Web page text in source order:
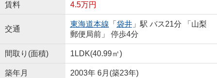
賃料 4.5万円
交通
東海道本線 「 袋井」駅 バス21分 「山梨
郵便局前」 停歩4分
間取り(面積) 1LDK(40.99㎡)
築年月 2003年 6月(築23年)